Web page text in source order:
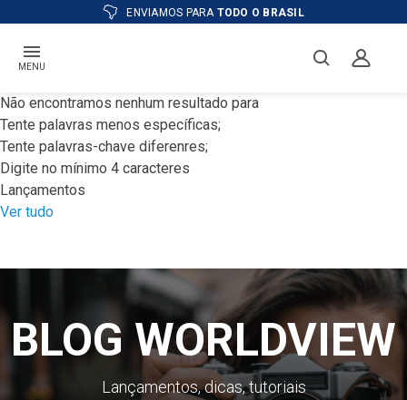
ENVIAMOS PARA TODO O BRASIL
MENU
Não encontramos nenhum resultado para
Tente palavras menos específicas;
Tente palavras-chave diferenres;
Digite no mínimo 4 caracteres
Lançamentos
Ver tudo
BLOG WORLDVIEW
Lançamentos, dicas, tutoriais